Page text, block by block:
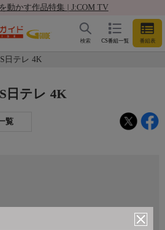
動かす作品特集 | J:COM TV
CS番組一覧 番組表
検索
日テレ 4K
日テレ 4K
覧